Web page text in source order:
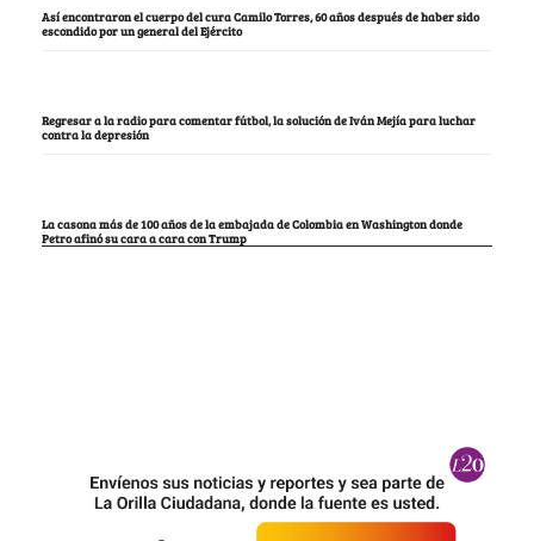
Así encontraron el cuerpo del cura Camilo Torres, 60 años después de haber sido
escondido por un general del Ejército
Regresar a la radio para comentar fútbol, la solución de Iván Mejía para luchar
contra la depresión
La casona más de 100 años de la embajada de Colombia en Washington donde
Petro afinó su cara a cara con Trump